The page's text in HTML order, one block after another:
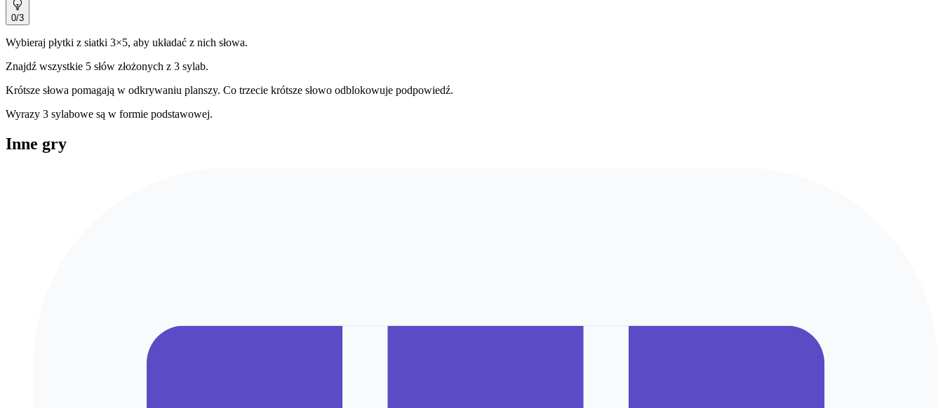
0/3
Wybieraj płytki z siatki 3×5, aby układać z nich słowa.
Znajdź wszystkie 5 słów złożonych z 3 sylab.
Krótsze słowa pomagają w odkrywaniu planszy. Co trzecie krótsze słowo odblokowuje podpowiedź.
Wyrazy 3 sylabowe są w formie podstawowej.
Inne gry